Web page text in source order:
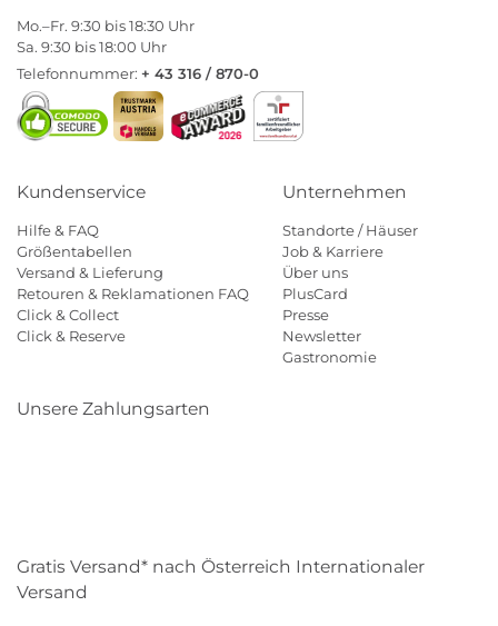
Mo.–Fr. 9:30 bis 18:30 Uhr
Sa. 9:30 bis 18:00 Uhr
Telefonnummer: + 43 316 / 870-0
Kundenservice
Hilfe & FAQ
Größentabellen
Versand & Lieferung
Retouren & Reklamationen FAQ
Click & Collect
Click & Reserve
Unternehmen
Standorte / Häuser
Job & Karriere
Über uns
PlusCard
Presse
Newsletter
Gastronomie
Unsere Zahlungsarten
Gratis Versand* nach Österreich Internationaler
Versand